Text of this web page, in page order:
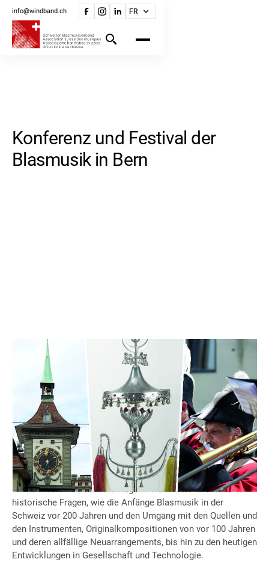
info@windband.ch FR
Konferenz und Festival der
Blasmusik in Bern
Vom 2. bis 6. Juli 2026 trifft sich die Welt der Blasmusik in
Bern: In Zusammenarbeit mit der Internationalen
Gesellschaft zur Erforschung der Blasmusik IGEB
veranstaltet die Hochschule der Künste Bern HKB eine
Internationale Konferenz zu Geschichte und Gegenwart der
Blasmusik.
«Wind Music - Cultural Heritage in Transition» thematisiert
historische Fragen, wie die Anfänge Blasmusik in der
Schweiz vor 200 Jahren und den Umgang mit den Quellen und
den Instrumenten, Originalkompositionen von vor 100 Jahren
und deren allfällige Neuarrangements, bis hin zu den heutigen
Entwicklungen in Gesellschaft und Technologie.